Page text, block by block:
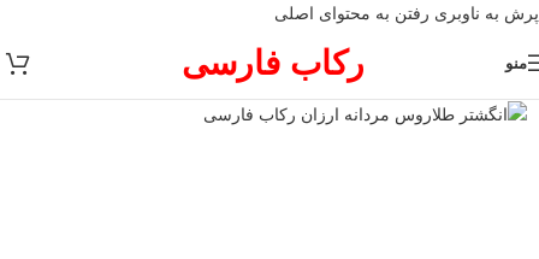
پرش به ناوبری رفتن به محتوای اصلی
منو رکاب فارسی